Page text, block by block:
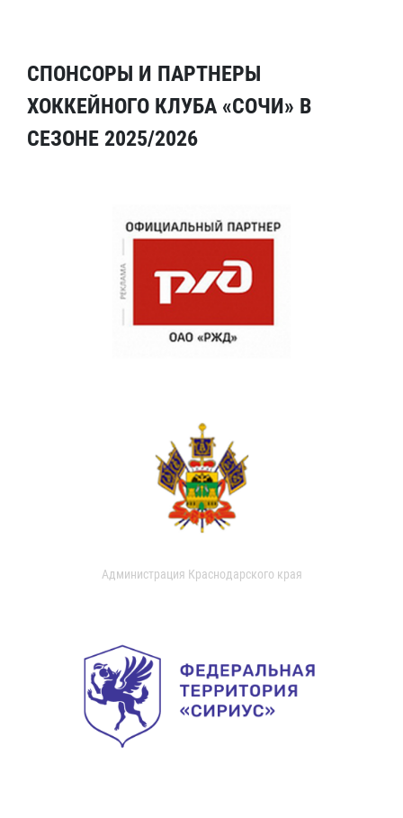
СПОНСОРЫ И ПАРТНЕРЫ
ХОККЕЙНОГО КЛУБА «СОЧИ» В
СЕЗОНЕ 2025/2026
Администрация Краснодарского края